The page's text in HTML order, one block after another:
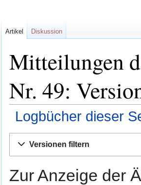
Mitteilungen
Nr. 49:
Logbücher dieser
Navigation
Suche
Versionen filtern
Zur Anzeige der
Artikel Diskussion